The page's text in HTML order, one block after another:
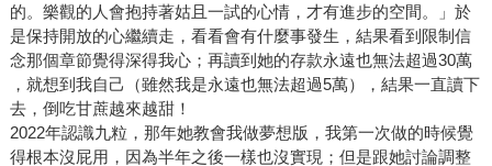
的。樂觀的人會抱持著姑且一試的心情，才有進步的空間。」於
是保持開放的心繼續走，看看會有什麼事發生，結果看到限制信
念那個章節覺得深得我心；再讀到她的存款永遠也無法超過30萬
，就想到我自己（雖然我是永遠也無法超過5萬），結果一直讀下
去，倒吃甘蔗越來越甜！
2022年認識九粒，那年她教會我做夢想版，我第一次做的時候覺
得根本沒屁用，因為半年之後一樣也沒實現；但是跟她討論調整